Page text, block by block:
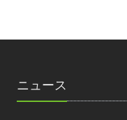
ニュース